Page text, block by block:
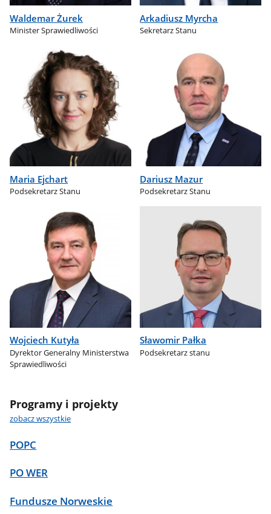
Waldemar Żurek
Minister Sprawiedliwości
Arkadiusz Myrcha
Sekretarz Stanu
Maria Ejchart
Podsekretarz Stanu
Dariusz Mazur
Podsekretarz Stanu
Wojciech Kutyła
Dyrektor Generalny Ministerstwa
Sprawiedliwości
Sławomir Pałka
Podsekretarz stanu
Programy i projekty
zobacz wszystkie
POPC
PO WER
Fundusze Norweskie